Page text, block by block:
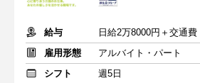
給与
日給2万8000円＋交通費
雇用形態
アルバイト・パート
シフト
週5日